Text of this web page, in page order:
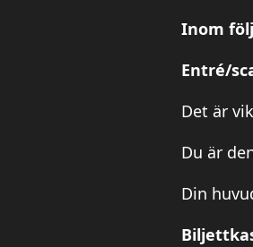
Inom
Entré/
Det är
Du är
Din